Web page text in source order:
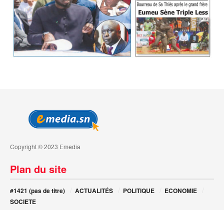
Copyright © 2023 Emedia
Plan du site
#1421 (pas de titre) ACTUALITÉS POLITIQUE
ECONOMIE
SOCIETE